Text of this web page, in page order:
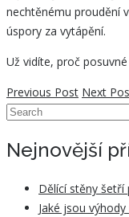
nechtěnému proudění
úspory za vytápění.
Už vidíte, proč
Previous Post Next
Nejnovější
Dělící stěny
Jaké jsou